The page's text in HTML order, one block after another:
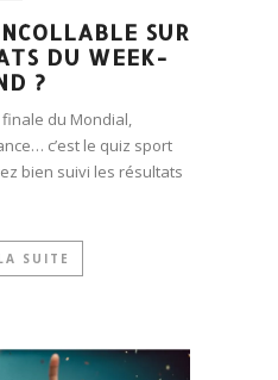
SUR
DU WEEK-
?
finale du Mondial,
c’est le quiz sport
bien suivi les résultats
SUITE